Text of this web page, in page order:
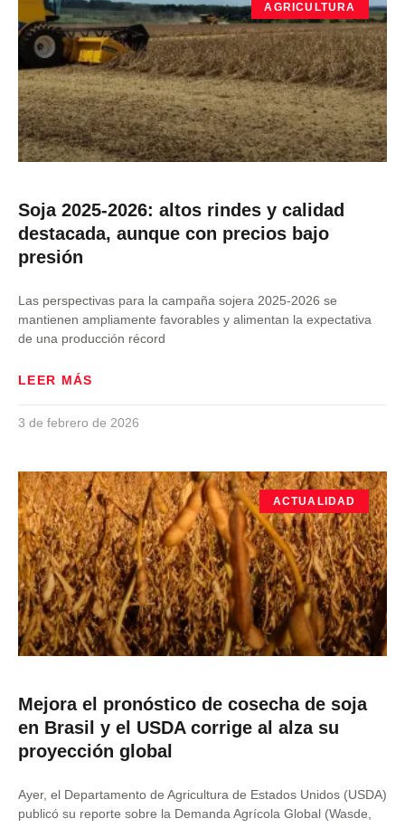
AGRICULTURA
Soja 2025-2026: altos rindes y calidad
destacada, aunque con precios bajo
presión
Las perspectivas para la campaña sojera 2025-2026 se
mantienen ampliamente favorables y alimentan la expectativa
de una producción récord
LEER MÁS
3 de febrero de 2026
ACTUALIDAD
Mejora el pronóstico de cosecha de soja
en Brasil y el USDA corrige al alza su
proyección global
Ayer, el Departamento de Agricultura de Estados Unidos (USDA)
publicó su reporte sobre la Demanda Agrícola Global (Wasde,